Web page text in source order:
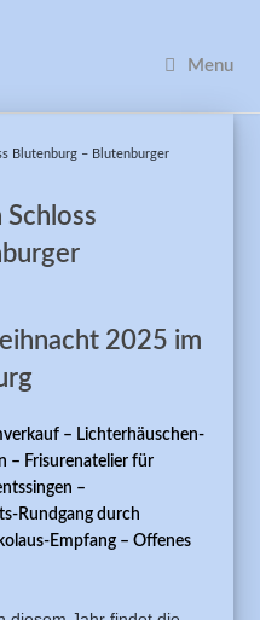
Menu
Blutenburg – Blutenburger
2025 im
– Lichterhäuschen-
– Frisurenatelier für
–
Rundgang durch
Empfang – Offenes